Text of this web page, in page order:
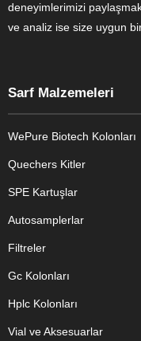
deneyimlerimizi
ve analiz ise size uygun
Sarf Malzemeleri
WePure Biotech Kolonları
Quechers Kitler
SPE Kartuşlar
Autosamplerlar
Filtreler
Gc Kolonları
Hplc Kolonları
Vial ve Aksesuarlar